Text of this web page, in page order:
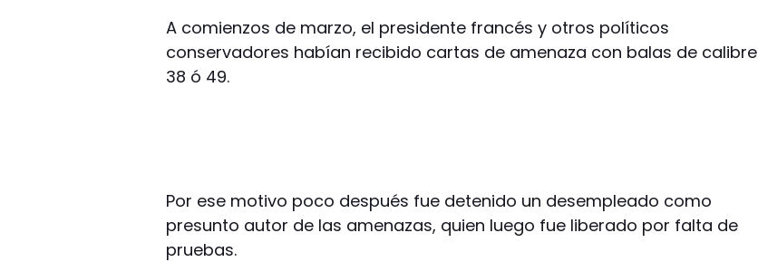
A comienzos de marzo, el presidente francés y otros políticos
conservadores habían recibido cartas de amenaza con balas de calibre
38 ó 49.
Por ese motivo poco después fue detenido un desempleado como
presunto autor de las amenazas, quien luego fue liberado por falta de
pruebas.